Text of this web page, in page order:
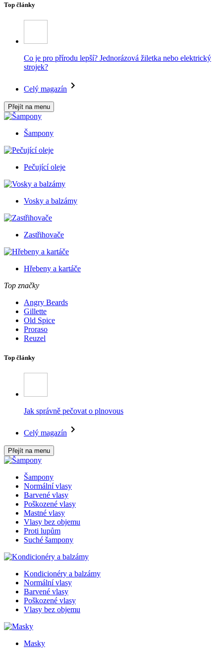
Top články
Co je pro přírodu lepší? Jednorázová žiletka nebo elektrický
strojek?
Celý magazín
Přejít na menu
Šampony
Pečující oleje
Vosky a balzámy
Zastřihovače
Hřebeny a kartáče
Top značky
Angry Beards
Gillette
Old Spice
Proraso
Reuzel
Top články
Jak správně pečovat o plnovous
Celý magazín
Přejít na menu
Šampony
Normální vlasy
Barvené vlasy
Poškozené vlasy
Mastné vlasy
Vlasy bez objemu
Proti lupům
Suché šampony
Kondicionéry a balzámy
Normální vlasy
Barvené vlasy
Poškozené vlasy
Vlasy bez objemu
Masky